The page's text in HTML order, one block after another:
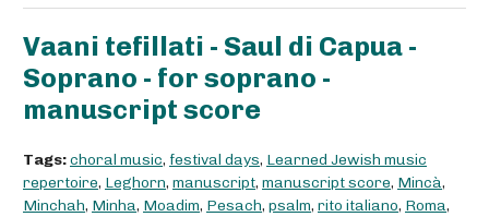
Vaani tefillati - Saul di Capua -
Soprano - for soprano -
manuscript score
Tags:choral music, festival days, Learned Jewish music
repertoire, Leghorn, manuscript, manuscript score, Mincà,
Minchah, Minha, Moadim, Pesach, psalm, rito italiano, Roma,